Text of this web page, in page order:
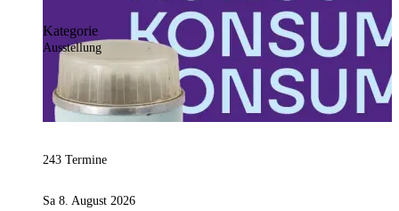
Kategorie
Ausstellung
243 Termine
Sa 8. August 2026